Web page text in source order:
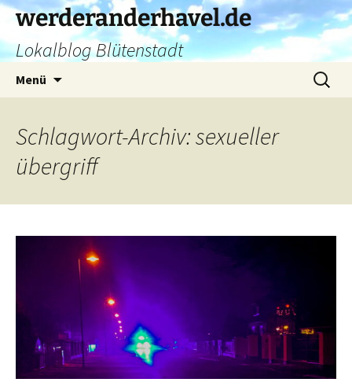
Zum
Inhalt
springen
werderanderhavel.de
Lokalblog Blütenstadt
Menü
Suchen
nach:
Schlagwort-Archiv: sexueller
übergriff